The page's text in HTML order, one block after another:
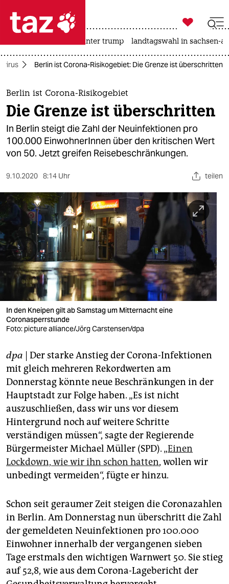
 taz zahl ich
taz zahl ich
themen
politik
öko
gesellschaft
sport
berlin
nord
wahrheit
verlag
verlag
shop
fragen & hilfe
unterstützen
abo
genossenschaft
epaper login

taz zahl ich
usa unter trump landtagswahl in sachsen-
Berlin ist Corona-Risikogebiet: Die Grenze ist überschritten
Berlin ist Corona-Risikogebiet
Die Grenze ist überschritten
In Berlin steigt die Zahl der Neuinfektionen pro
100.000 EinwohnerInnen über den kritischen Wert
von 50. Jetzt greifen Reisebeschränkungen.
9.10.2020 8:14 Uhr teilen
In den Kneipen gilt ab Samstag um Mitternacht eine
Coronasperrstunde
Foto: picture alliance/Jörg Carstensen/dpa
dpa | Der starke Anstieg der Corona-Infektionen
mit gleich mehreren Rekordwerten am
Donnerstag könnte neue Beschränkungen in der
Hauptstadt zur Folge haben. „Es ist nicht
auszuschließen, dass wir uns vor diesem
Hintergrund noch auf weitere Schritte
verständigen müssen“, sagte der Regierende
Bürgermeister Michael Müller (SPD). „Einen
Lockdown, wie wir ihn schon hatten, wollen wir
unbedingt vermeiden“, fügte er hinzu.
Schon seit geraumer Zeit steigen die Coronazahlen
in Berlin. Am Donnerstag nun überschritt die Zahl
der gemeldeten Neuinfektionen pro 100.000
Einwohner innerhalb der vergangenen sieben
Tage erstmals den wichtigen Warnwert 50. Sie stieg
auf 52,8, wie aus dem Corona-Lagebericht der